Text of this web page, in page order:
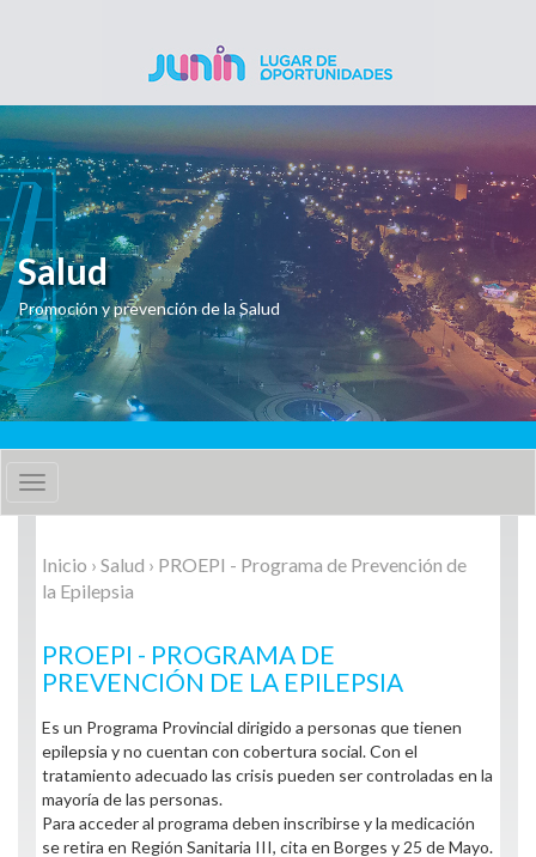
Salud
Promoción y prevención de la Salud
Toggle
Inicio › Salud › PROEPI - Programa de Prevención de
la Epilepsia
PROEPI - PROGRAMA DE
PREVENCIÓN DE LA EPILEPSIA
Es un Programa Provincial dirigido a personas que tienen
epilepsia y no cuentan con cobertura social. Con el
tratamiento adecuado las crisis pueden ser controladas en la
mayoría de las personas.
Para acceder al programa deben inscribirse y la medicación
se retira en Región Sanitaria III, cita en Borges y 25 de Mayo.